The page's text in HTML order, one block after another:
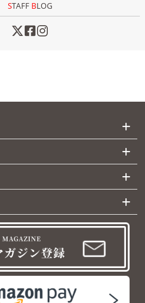
STAFF BLOG